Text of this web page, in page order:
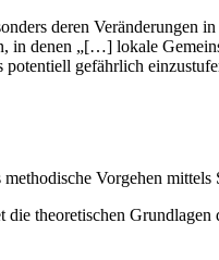
deren Veränderungen
in denen „[…] lokale
gefährlich
Vorgehen
die theoretischen